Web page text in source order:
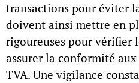
transactions pour éviter
doivent ainsi mettre en
rigoureuses pour vérifier
assurer la conformité
TVA. Une vigilance